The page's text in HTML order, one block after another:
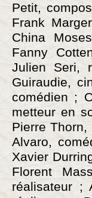
Petit,
Frank
China
Fanny
Julien Seri,
Guiraudie,
comédien ;
metteur en
Pierre
Alvaro,
Xavier
Florent
réalisateur ;